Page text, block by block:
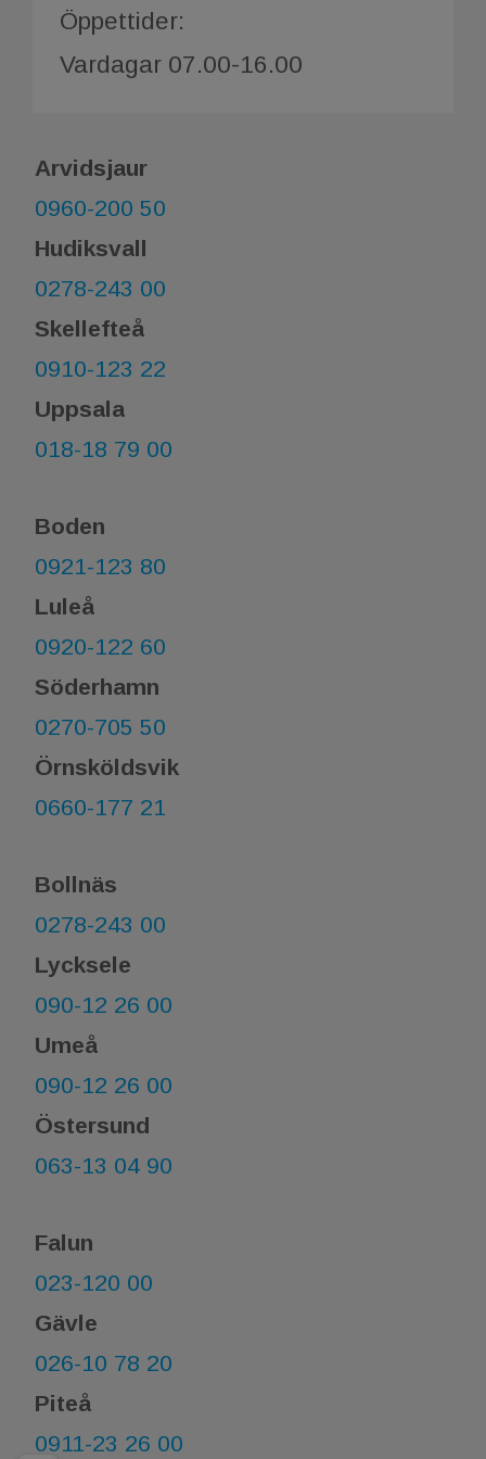
Öppettider:
Vardagar 07.00-16.00
Arvidsjaur
0960-200 50
Hudiksvall
0278-243 00
Skellefteå
0910-123 22
Uppsala
018-18 79 00
Boden
0921-123 80
Luleå
0920-122 60
Söderhamn
0270-705 50
Örnsköldsvik
0660-177 21​​​​​​​
Bollnäs
0278-243 00
Lycksele
090-12 26 00
Umeå
090-12 26 00
Östersund
063-13 04 90
Falun
023-120 00
Gävle
026-10 78 20
Piteå
0911-23 26 00